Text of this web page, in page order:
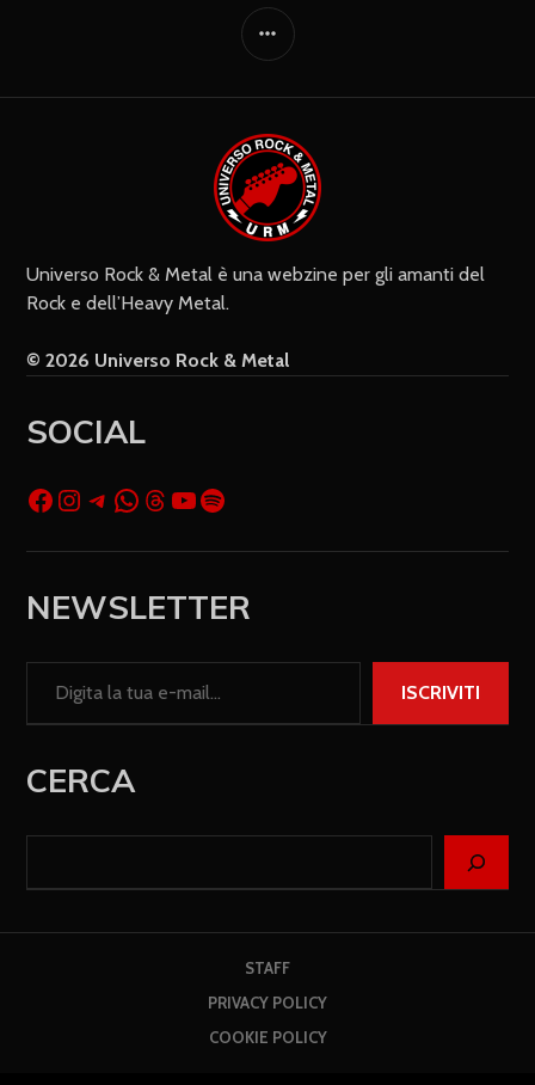
Universo Rock & Metal è una webzine per gli amanti del
Rock e dell’Heavy Metal.
© 2026 Universo Rock & Metal
SOCIAL
NEWSLETTER
ISCRIVITI
CERCA
STAFF
PRIVACY POLICY
COOKIE POLICY